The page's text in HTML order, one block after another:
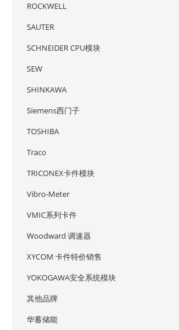
ROCKWELL
SAUTER
SCHNEIDER CPU模块
SEW
SHINKAWA
Siemens西门子
TOSHIBA
Traco
TRICONEX卡件模块
Vibro-Meter
VMIC系列卡件
Woodward 调速器
XYCOM 卡件特价销售
YOKOGAWA安全系统模块
其他品牌
华蓄储能